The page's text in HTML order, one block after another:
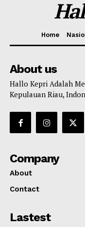
Home
About us
Hallo Kepri Adalah
Kepulauan Riau,
Company
About
Contact
Lastest